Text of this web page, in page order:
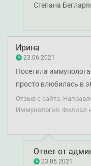
Степана
Ирина
23.06.2021
Посетила
просто влюбилась в
внимательно,
объяснила мне все,
информативно!
встречала никогда!
очень благодарна
посетить такого
Отзыв с сайта.
Иммунология. Филиал
Ответ от
23.06.2021